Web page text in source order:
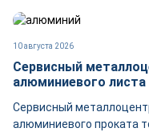
10 августа 2026
Сервисный
алюминиевого
Сервисный
алюминиевого проката